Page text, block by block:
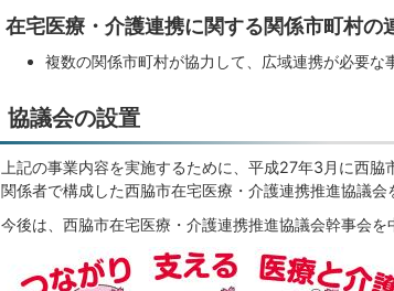
在宅医療・介護連携に関する関係市町村の
複数の関係市町村が協力して、広域連携が必要な
協議会の設置
上記の事業内容を実施するために、平成27年3月に西
関係者で構成した西脇市在宅医療・介護連携推進協議会
今後は、西脇市在宅医療・介護連携推進協議会幹事会を